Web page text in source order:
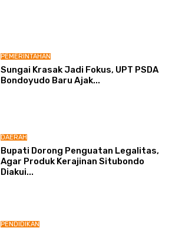
PEMERINTAHAN
Sungai Krasak Jadi Fokus, UPT PSDA
Bondoyudo Baru Ajak...
DAERAH
Bupati ​Dorong Penguatan Legalitas,
Agar Produk Kerajinan Situbondo
Diakui...
PENDIDIKAN